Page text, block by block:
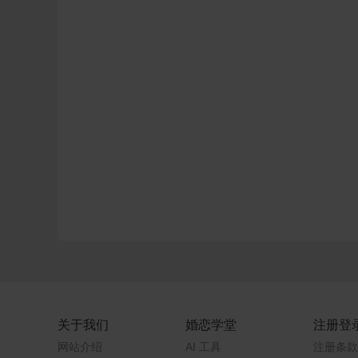
关于我们
网站介绍
婚恋学堂
AI 工具
注册登
注册条款